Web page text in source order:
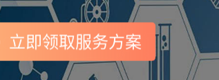
立即领取服务方案